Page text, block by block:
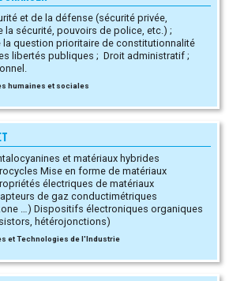
et de la défense (sécurité privée,
la sécurité, pouvoirs de police, etc.) ;
la question prioritaire de constitutionnalité
humaines et sociales
et matériaux hybrides
de matériaux
organiques
hétérojonctions)
et Technologies de l'Industrie